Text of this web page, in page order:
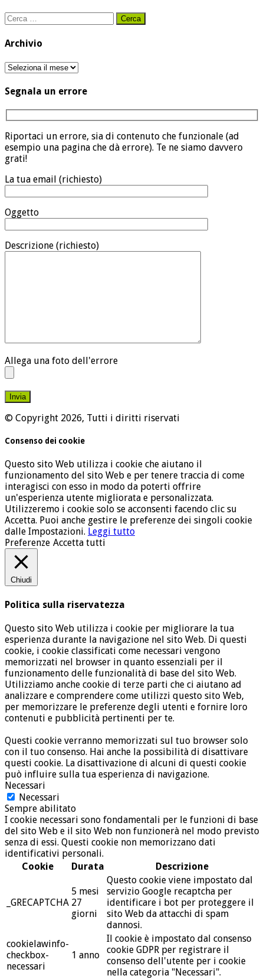
Ricerca
Archivio
Archivio
Segnala un errore
Riportaci un errore, sia di contenuto che funzionale (ad
esempio una pagina che dà errore). Te ne siamo davvero
grati!
La tua email (richiesto)
Oggetto
Descrizione (richiesto)
Allega una foto dell'errore
© Copyright 2026, Tutti i diritti riservati
Consenso dei cookie
Questo sito Web utilizza i cookie che aiutano il
funzionamento del sito Web e per tenere traccia di come
interagisci con esso in modo da poterti offrire
un'esperienza utente migliorata e personalizzata.
Utilizzeremo i cookie solo se acconsenti facendo clic su
Accetta. Puoi anche gestire le preferenze dei singoli cookie
dalle Impostazioni. Leggi tutto
Preferenze Accetta tutti
Chiudi
Politica sulla riservatezza
Questo sito Web utilizza i cookie per migliorare la tua
esperienza durante la navigazione nel sito Web. Di questi
cookie, i cookie classificati come necessari vengono
memorizzati nel browser in quanto essenziali per il
funzionamento delle funzionalità di base del sito Web.
Utilizziamo anche cookie di terze parti che ci aiutano ad
analizzare e comprendere come utilizzi questo sito Web,
per memorizzare le preferenze degli utenti e fornire loro
contenuti e pubblicità pertinenti per te.
Questi cookie verranno memorizzati sul tuo browser solo
con il tuo consenso. Hai anche la possibilità di disattivare
questi cookie. La disattivazione di alcuni di questi cookie
può influire sulla tua esperienza di navigazione.
Necessari
Necessari
Sempre abilitato
I cookie necessari sono fondamentali per le funzioni di base
del sito Web e il sito Web non funzionerà nel modo previsto
senza di essi. Questi cookie non memorizzano dati
identificativi personali.
Cookie
Durata Descrizione
_GRECAPTCHA
5 mesi
27
giorni
Questo cookie viene impostato dal
servizio Google recaptcha per
identificare i bot per proteggere il
sito Web da attacchi di spam
dannosi.
cookielawinfo-
checkbox-
necessari
1 anno
Il cookie è impostato dal consenso
cookie GDPR per registrare il
consenso dell'utente per i cookie
nella categoria "Necessari".